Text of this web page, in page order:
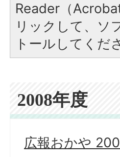
Reader（
リックして、ソ
トールしてくだ
2008年度
広報おかや